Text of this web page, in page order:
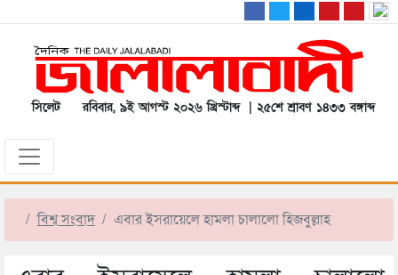
সিলেট রবিবার, ৯ই আগস্ট ২০২৬ খ্রিস্টাব্দ | ২৫শে শ্রাবণ ১৪৩৩ বঙ্গাব্দ
বিশ্ব সংবাদ এবার ইসরায়েলে হামলা চালালো হিজবুল্লাহ